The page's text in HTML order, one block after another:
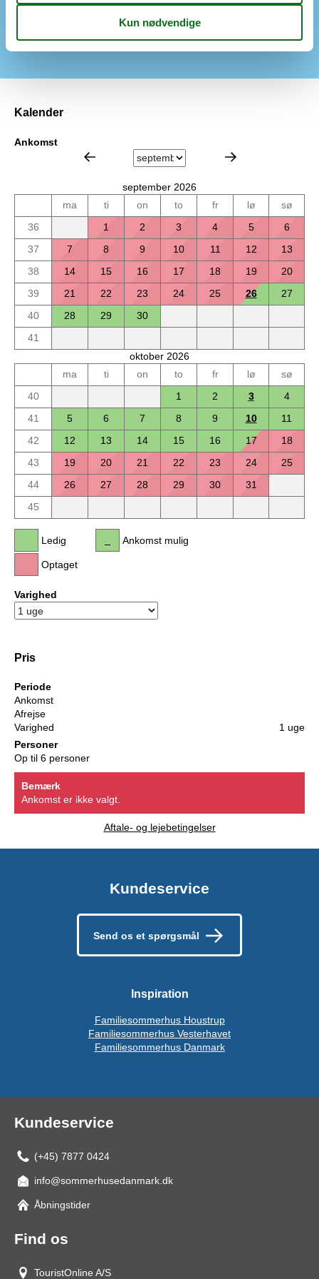
Kalender
Ankomst
september 2026
ma
ti on to fr lø
sø
36
1 2 3 4 5
6
37
7 8 9 10 11 12
13
38
14 15 16 17 18 19
20
39
21 22 23 24 25 26
27
40
28 29
30
41
oktober 2026
ma
ti on to fr lø
sø
40
1 2 3
4
41
5 6 7 8 9 10
11
42
12 13 14 15 16 17
18
43
19 20 21 22 23 24
25
44
26 27 28 29 30
31
45
Ledig
Optaget
Ankomst mulig
Varighed
Pris
Periode
Ankomst
Afrejse
Varighed
1 uge
Personer
Op til 6 personer
Bemærk
Ankomst er ikke valgt.
Aftale- og lejebetingelser
Kundeservice
Send os et spørgsmål
Inspiration
Familiesommerhus Houstrup
Familiesommerhus Vesterhavet
Familiesommerhus Danmark
Kundeservice
(+45) 7877 0424
info@sommerhusedanmark.dk
Åbningstider
Find os
TouristOnline A/S